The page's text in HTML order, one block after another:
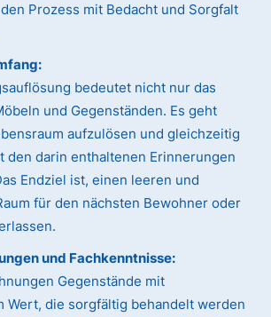
Prozess mit Bedacht und Sorgfalt
bedeutet nicht nur das
und Gegenständen. Es geht
aufzulösen und gleichzeitig
den darin enthaltenen Erinnerungen
Endziel ist, einen leeren und
für den nächsten Bewohner oder
und Fachkenntnisse:
Gegenstände mit
Wert, die sorgfältig behandelt werden